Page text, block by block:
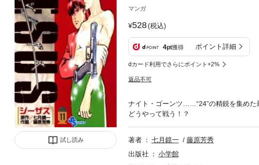
試し読み
マンガ
528(税込)
4pt獲得 ポイント詳細
dカード利用でさらにポイント+2%
返品不可
ナイト・ゴーンツ……“24”の精鋭を集めた
どうやって戦う！？
著者 七月鏡一
藤原芳秀
出版社
小学館